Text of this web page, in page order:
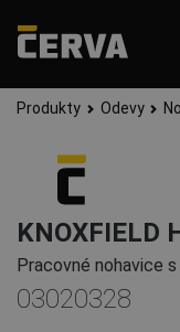
Produkty Odevy
KNOXFIELD
Pracovné nohavice
03020328